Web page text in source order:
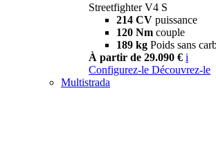
Streetfighter V4 S
214 CV puissance
120 Nm couple
189 kg Poids sans
À partir de 29.090 € i
Configurez-le Découvrez-le
Multistrada